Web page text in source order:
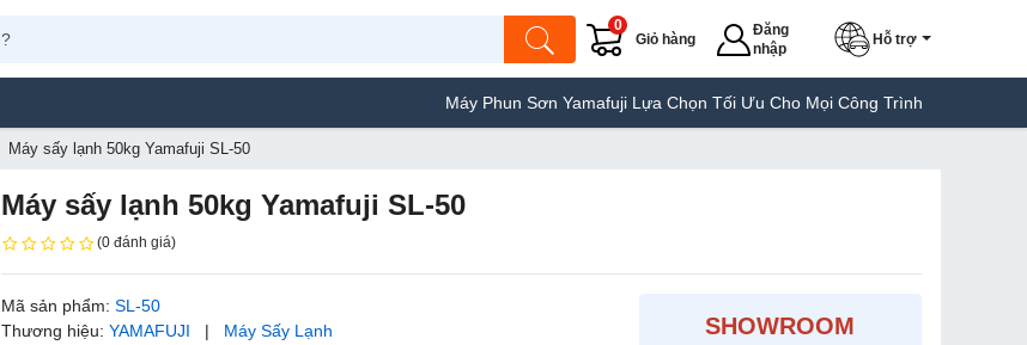
Giỏ hàng
0
Đăng
nhập
Hỗ trợ
Máy Phun Sơn Yamafuji Lựa Chọn Tối Ưu Cho Mọi Công Trình Máy Hàn Túi
Máy sấy lạnh 50kg Yamafuji SL-50
Máy sấy lạnh 50kg Yamafuji SL-50
(0 đánh giá)
Mã sản phẩm:SL-50
Thương hiệu:YAMAFUJI | Máy Sấy Lạnh SHOWROOM